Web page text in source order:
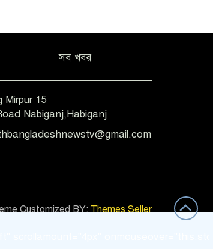
সব খবর
15
Nabiganj,Habiganj
Customized BY:Themes Seller